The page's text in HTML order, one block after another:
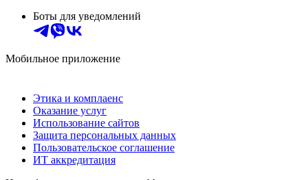
Боты для уведомлений
Мобильное приложение
Этика и комплаенс
Оказание услуг
Использование сайтов
Защита персональных данных
Пользовательское соглашение
ИТ аккредитация